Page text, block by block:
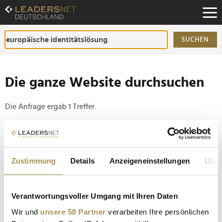
Zustimmung Details Anzeigeneinstellungen
Verantwortungsvoller Umgang mit Ihren Daten
Wir und unsere 58 Partner verarbeiten Ihre persönlichen
Zum
Inhalt
Zur
Fußzeilen-
Navigation
SUCHEN
Die ganze Website durchsuchen
Die Anfrage ergab 1 Treffer.
Tipp
Setzen Sie die gesuchten Wörter zwischen
Anführungszeichen: zb "Vorname Nachname".
Digitale Identität kommt: Ausweis und Führerschein
sollen aufs Smartphone